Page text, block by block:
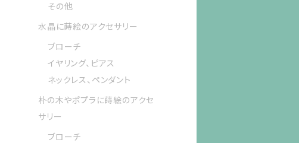
その他
水晶に蒔絵のアクセサリー
ブローチ
イヤリング、ピアス
ネックレス、ペンダント
朴の木やポプラに蒔絵のアクセ
サリー
ブローチ